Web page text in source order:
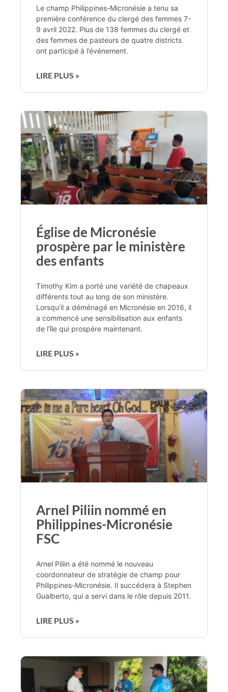
Le champ Philippines-Micronésie a tenu sa
première conférence du clergé des femmes 7-
9 avril 2022. Plus de 138 femmes du clergé et
des femmes de pasteurs de quatre districts
ont participé à l’événement.
LIRE PLUS »
Église de Micronésie
prospère par le ministère
des enfants
Timothy Kim a porté une variété de chapeaux
différents tout au long de son ministère.
Lorsqu’il a déménagé en Micronésie en 2016, il
a commencé une sensibilisation aux enfants
de l’île qui prospère maintenant.
LIRE PLUS »
Arnel Piliin nommé en
Philippines-Micronésie
FSC
Arnel Piliin a été nommé le nouveau
coordonnateur de stratégie de champ pour
Philippines-Micronésie. Il succédera à Stephen
Gualberto, qui a servi dans le rôle depuis 2011.
LIRE PLUS »